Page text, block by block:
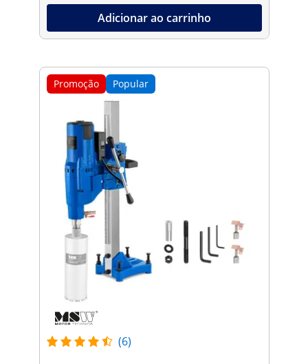
Adicionar ao carrinho
Promoção Popular
(6)